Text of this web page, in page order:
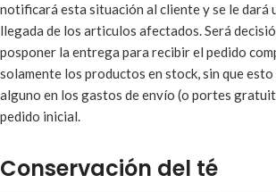
notificará esta situación al cliente y se le dará
llegada de los articulos afectados. Será
posponer la entrega para recibir el pedido
solamente los productos en stock, sin que
alguno en los gastos de envío (o portes
pedido inicial.
Conservación del té